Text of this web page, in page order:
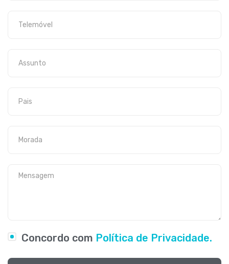
Concordo com Política de Privacidade.